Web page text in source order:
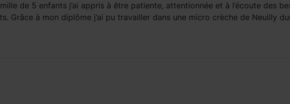
de 5 enfants j’ai appris à être patiente, attentionnée et à l’écoute des
Grâce à mon diplôme j’ai pu travailler dans une micro crèche de Neuilly